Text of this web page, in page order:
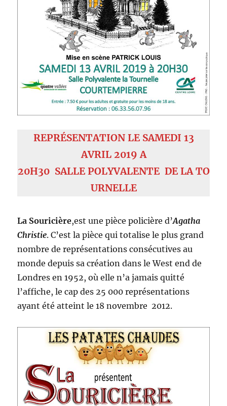
REPRÉSENTATION LE SAMEDI 13
AVRIL 2019 A
20H30 SALLE POLYVALENTE DE LA TO
URNELLE
La Souricière,est une pièce policière d’Agatha
Christie. C’est la pièce qui totalise le plus grand
nombre de représentations consécutives au
monde depuis sa création dans le West end de
Londres en 1952, où elle n’a jamais quitté
l’affiche, le cap des 25 000 représentations
ayant été atteint le 18 novembre 2012.